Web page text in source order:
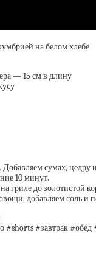
на белом хлебе
— 15 см в длину
сумах,
10 минут.
гриле до золотистой
добавляем соль и
#shorts #завтрак